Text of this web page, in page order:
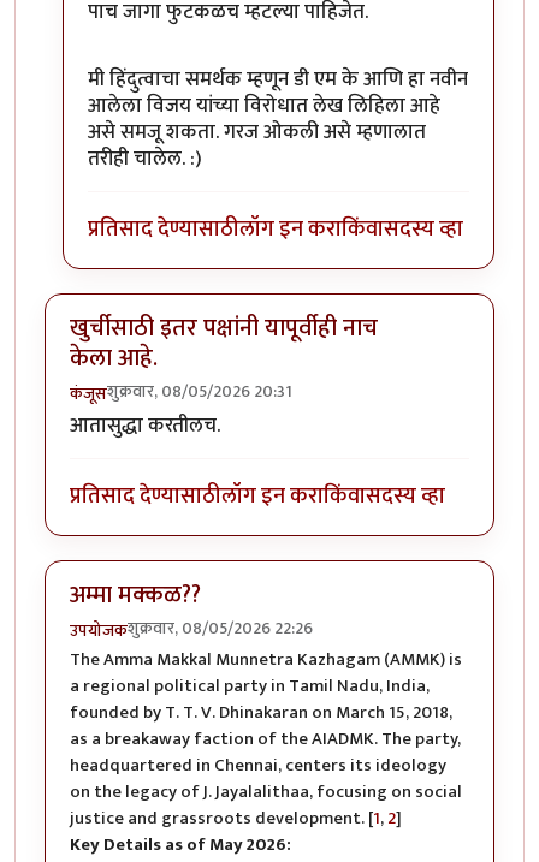
पाच जागा फुटकळच म्हटल्या पाहिजेत.
मी हिंदुत्वाचा समर्थक म्हणून डी एम के आणि हा नवीन
आलेला विजय यांच्या विरोधात लेख लिहिला आहे
असे समजू शकता. गरज ओकली असे म्हणालात
तरीही चालेल. :)
प्रतिसाद देण्यासाठीलॉग इन कराकिंवासदस्य व्हा
खुर्चीसाठी इतर पक्षांनी यापूर्वीही नाच
केला आहे.
कंजूसशुक्रवार, 08/05/2026 20:31
आतासुद्धा करतीलच.
प्रतिसाद देण्यासाठीलॉग इन कराकिंवासदस्य व्हा
अम्मा मक्कळ??
उपयोजकशुक्रवार, 08/05/2026 22:26
The Amma Makkal Munnetra Kazhagam (AMMK) is
a regional political party in Tamil Nadu, India,
founded by T. T. V. Dhinakaran on March 15, 2018,
as a breakaway faction of the AIADMK. The party,
headquartered in Chennai, centers its ideology
on the legacy of J. Jayalalithaa, focusing on social
justice and grassroots development. [1,2]
Key Details as of May 2026: